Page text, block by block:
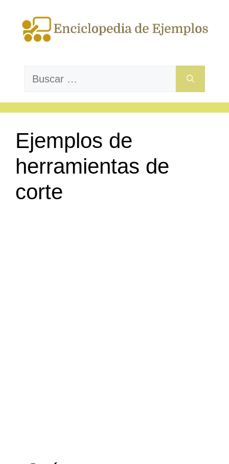
contenido
Buscar:
Ejemplos de
herramientas de
corte